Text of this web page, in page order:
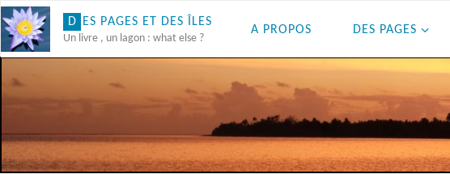
Skip
to
content
D ES PAGES ET DES LES
Un livre , un lagon : what else ?
A PROPOS DES PAGES